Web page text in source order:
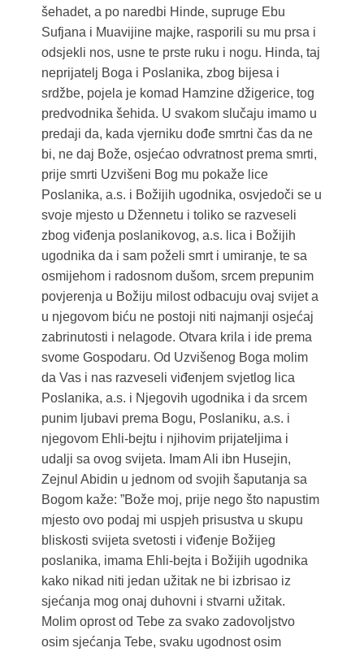
šehadet, a po naredbi Hinde, supruge Ebu
Sufjana i Muavijine majke, rasporili su mu prsa i
odsjekli nos, usne te prste ruku i nogu. Hinda, taj
neprijatelj Boga i Poslanika, zbog bijesa i
srdžbe, pojela je komad Hamzine džigerice, tog
predvodnika šehida. U svakom slučaju imamo u
predaji da, kada vjerniku dođe smrtni čas da ne
bi, ne daj Bože, osjećao odvratnost prema smrti,
prije smrti Uzvišeni Bog mu pokaže lice
Poslanika, a.s. i Božijih ugodnika, osvjedoči se u
svoje mjesto u Džennetu i toliko se razveseli
zbog viđenja poslanikovog, a.s. lica i Božijih
ugodnika da i sam poželi smrt i umiranje, te sa
osmijehom i radosnom dušom, srcem prepunim
povjerenja u Božiju milost odbacuju ovaj svijet a
u njegovom biću ne postoji niti najmanji osjećaj
zabrinutosti i nelagode. Otvara krila i ide prema
svome Gospodaru. Od Uzvišenog Boga molim
da Vas i nas razveseli viđenjem svjetlog lica
Poslanika, a.s. i Njegovih ugodnika i da srcem
punim ljubavi prema Bogu, Poslaniku, a.s. i
njegovom Ehli-bejtu i njihovim prijateljima i
udalji sa ovog svijeta. Imam Ali ibn Husejin,
Zejnul Abidin u jednom od svojih šaputanja sa
Bogom kaže: ”Bože moj, prije nego što napustim
mjesto ovo podaj mi uspjeh prisustva u skupu
bliskosti svijeta svetosti i viđenje Božijeg
poslanika, imama Ehli-bejta i Božijih ugodnika
kako nikad niti jedan užitak ne bi izbrisao iz
sjećanja mog onaj duhovni i stvarni užitak.
Molim oprost od Tebe za svako zadovoljstvo
osim sjećanja Tebe, svaku ugodnost osim